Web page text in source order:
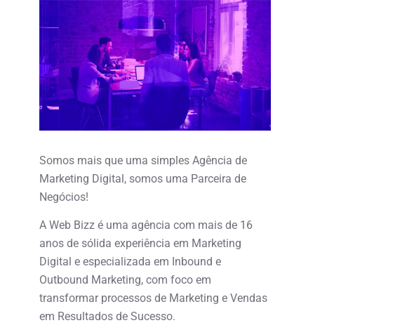
Somos mais que uma simples Agência de
Marketing Digital, somos uma Parceira de
Negócios!
A Web Bizz é uma agência com mais de 16
anos de sólida experiência em Marketing
Digital e especializada em Inbound e
Outbound Marketing, com foco em
transformar processos de Marketing e Vendas
em Resultados de Sucesso.